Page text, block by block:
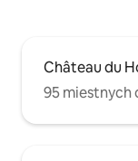
Château du
95 miestnych